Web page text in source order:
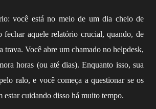
você está no meio de um dia cheio de
fechar aquele relatório crucial, quando, de
trava. Você abre um chamado no helpdesk,
horas (ou até dias). Enquanto isso, sua
ralo, e você começa a questionar se os
estar cuidando disso há muito tempo.